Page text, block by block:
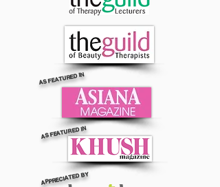
AS FEATURED IN
AS FEATURED IN
APPRECIATED BY